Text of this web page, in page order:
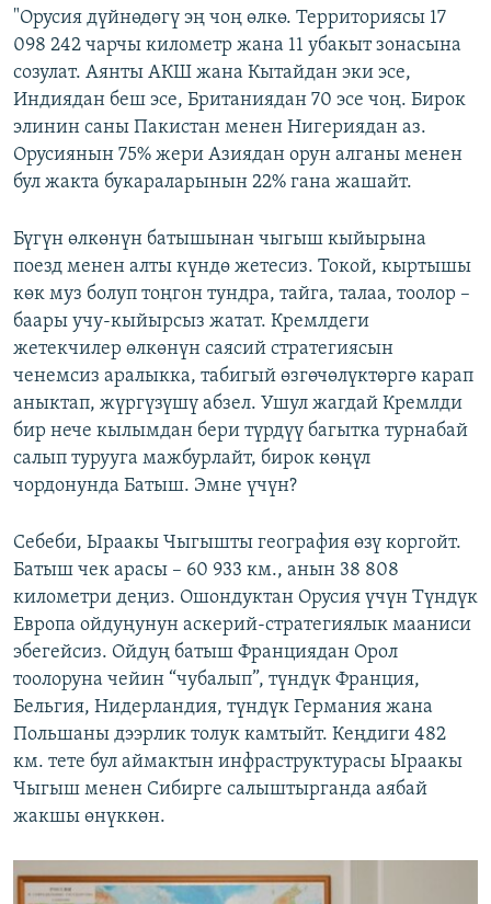
"Орусия дүйнөдөгү эң чоң өлкө. Территориясы 17
098 242 чарчы километр жана 11 убакыт зонасына
созулат. Аянты АКШ жана Кытайдан эки эсе,
Индиядан беш эсе, Британиядан 70 эсе чоң. Бирок
элинин саны Пакистан менен Нигериядан аз.
Орусиянын 75% жери Азиядан орун алганы менен
бул жакта букараларынын 22% гана жашайт.
Бүгүн өлкөнүн батышынан чыгыш кыйырына
поезд менен алты күндө жетесиз. Токой, кыртышы
көк муз болуп тоңгон тундра, тайга, талаа, тоолор –
баары учу-кыйырсыз жатат. Кремлдеги
жетекчилер өлкөнүн саясий стратегиясын
ченемсиз аралыкка, табигый өзгөчөлүктөргө карап
аныктап, жүргүзүшү абзел. Ушул жагдай Кремлди
бир нече кылымдан бери түрдүү багытка турнабай
салып турууга мажбурлайт, бирок көңүл
чордонунда Батыш. Эмне үчүн?
Себеби, Ыраакы Чыгышты география өзү коргойт.
Батыш чек арасы – 60 933 км., анын 38 808
километри деңиз. Ошондуктан Орусия үчүн Түндүк
Европа ойдуңунун аскерий-стратегиялык мааниси
эбегейсиз. Ойдуң батыш Франциядан Орол
тоолоруна чейин “чубалып”, түндүк Франция,
Бельгия, Нидерландия, түндүк Германия жана
Польшаны дээрлик толук камтыйт. Кеңдиги 482
км. тете бул аймактын инфраструктурасы Ыраакы
Чыгыш менен Сибирге салыштырганда аябай
жакшы өнүккөн.